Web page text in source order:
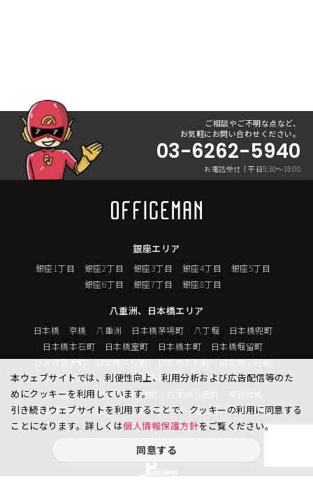
ご相談やご不明な点など、
お気軽にお問い合わせください。
03-6262-5940
お電話受付｜平日9:30〜18:00
銀座エリア
銀座1丁目 銀座2丁目 銀座3丁目 銀座4丁目
銀座5丁目
銀座6丁目
銀座7丁目 銀座8丁目
八重洲、日本橋エリア
日本橋 京橋 八重洲 日本橋茅場町 八丁堀
日本橋兜町
日本橋本石町
日本橋室町 日本橋本町
日本橋堀留町
日本橋富沢町
日本橋久松町 日本橋人形町
日本橋小舟町
日本橋大伝馬町
日本橋小伝馬町 日本橋浜町
日本橋中洲
日本橋蛎殻町
日本橋箱崎町 日本橋小網町
東日本橋
日本橋馬喰町
日本橋横山町 丸の内 鍛冶町
神田鍛冶町
神田紺屋町
神田美倉町
本ウェブサイトでは、利便性向上、利用分析および広告配信等のた
めにクッキーを利用しています。
引き続きウェブサイトを利用することで、クッキーの利用に同意する
ことになります。詳しくは個人情報保護方針をご覧ください。
同意する